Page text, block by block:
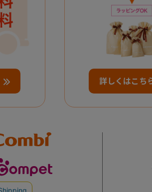
詳しくはこち
Combi